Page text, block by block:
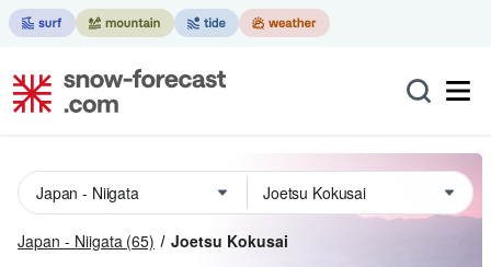
Japan - Niigata (65) Joetsu Kokusai